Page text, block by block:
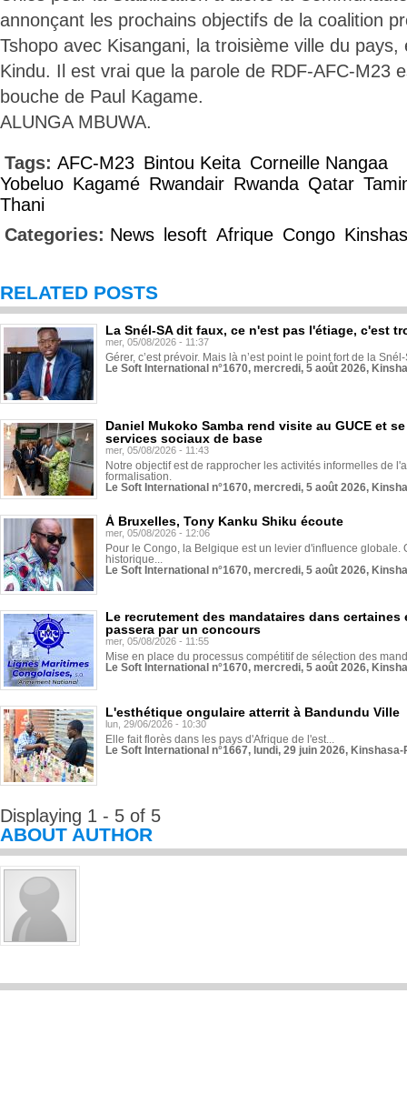
annonçant les prochains objectifs de la coalition
Tshopo avec Kisangani, la troisième ville du
Kindu. Il est vrai que la parole de RDF-AFC-M23
bouche de Paul Kagame.
ALUNGA MBUWA.
Tags: AFC-M23 Bintou Keita Corneille Nangaa
Yobeluo Kagamé Rwandair Rwanda Qatar
Thani
Categories: News lesoft Afrique Congo
RELATED POSTS
La Snél-SA dit faux, ce n'est pas l'étiage, c'est
mer, 05/08/2026 - 11:37
Gérer, c’est prévoir. Mais là n’est point le point fort de la
Le Soft International n°1670, mercredi, 5 août 2026,
Daniel Mukoko Samba rend visite au GUCE et
services sociaux de base
mer, 05/08/2026 - 11:43
Notre objectif est de rapprocher les activités informelles de
formalisation.
Le Soft International n°1670, mercredi, 5 août 2026,
À Bruxelles, Tony Kanku Shiku écoute
mer, 05/08/2026 - 12:06
Pour le Congo, la Belgique est un levier d'influence globale.
historique...
Le Soft International n°1670, mercredi, 5 août 2026,
Le recrutement des mandataires dans
passera par un concours
mer, 05/08/2026 - 11:55
Mise en place du processus compétitif de sélection des
Le Soft International n°1670, mercredi, 5 août 2026,
L'esthétique ongulaire atterrit à Bandundu Ville
lun, 29/06/2026 - 10:30
Elle fait florès dans les pays d'Afrique de l'est...
Le Soft International n°1667, lundi, 29 juin 2026,
Displaying 1 - 5 of 5
ABOUT AUTHOR